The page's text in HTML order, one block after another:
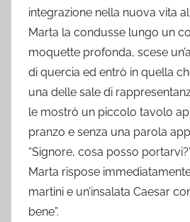
integrazione nella nuova vita
Marta la condusse lungo un
moquette profonda, scese
di quercia ed entrò in quella
una delle sale di
le mostrò un piccolo tavolo
pranzo e senza una parola
“Signore, cosa posso
Marta rispose
martini e un’insalata Caesar
bene”.